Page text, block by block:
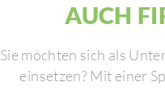
AUCH
Sie möchten sich als
einsetzen? Mit einer